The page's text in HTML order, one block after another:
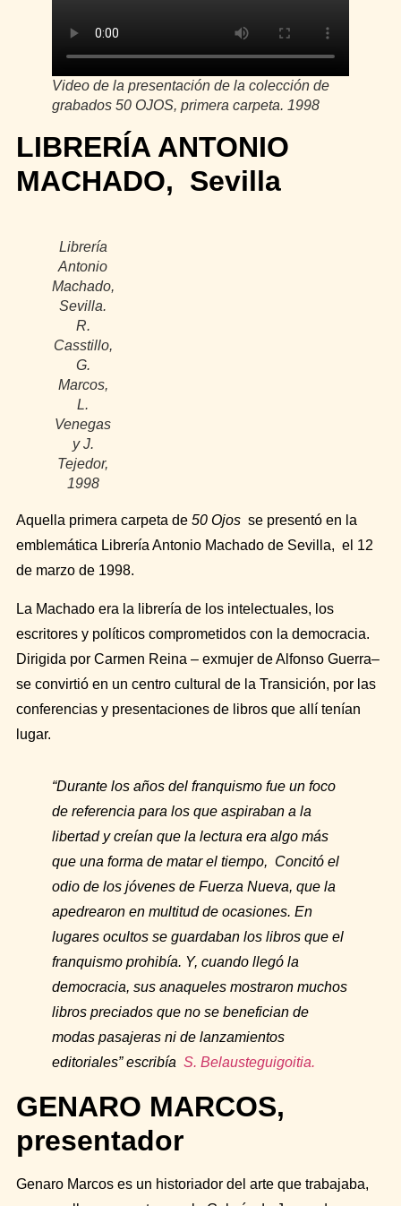
Video de la presentación de la colección de
grabados 50 OJOS, primera carpeta. 1998
LIBRERÍA ANTONIO
MACHADO, Sevilla
Librería
Antonio
Machado,
Sevilla.
R.
Casstillo,
G.
Marcos,
L.
Venegas
y J.
Tejedor,
1998
Aquella primera carpeta de 50 Ojosse presentó en la
emblemática Librería Antonio Machado de Sevilla, el 12
de marzo de 1998.
La Machado era la librería de los intelectuales, los
escritores y políticos comprometidos con la democracia.
Dirigida por Carmen Reina – exmujer de Alfonso Guerra–
se convirtió en un centro cultural de la Transición, por las
conferencias y presentaciones de libros que allí tenían
lugar.
“Durante los años del franquismo fue un foco
de referencia para los que aspiraban a la
libertad y creían que la lectura era algo más
que una forma de matar el tiempo, Concitó el
odio de los jóvenes de Fuerza Nueva, que la
apedrearon en multitud de ocasiones. En
lugares ocultos se guardaban los libros que el
franquismo prohibía. Y, cuando llegó la
democracia, sus anaqueles mostraron muchos
libros preciados que no se benefician de
modas pasajeras ni de lanzamientos
editoriales” escribía S. Belausteguigoitia.
GENARO MARCOS,
presentador
Genaro Marcos es un historiador del arte que trabajaba,